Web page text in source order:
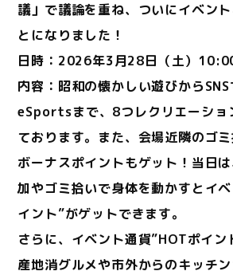
議」で議論を重ね、ついにイベン
とになりました！
日時：2026年3月28日（土）
内容：昭和の懐かしい遊びから
eSportsまで、8つレクリエーショ
ております。また、会場近隣のゴ
ボーナスポイントもゲット！当日
加やゴミ拾いで身体を動かすとイ
イント”がゲットできます。
さらに、イベント通貨”HOTポイン
産地消グルメや市外からのキッチ